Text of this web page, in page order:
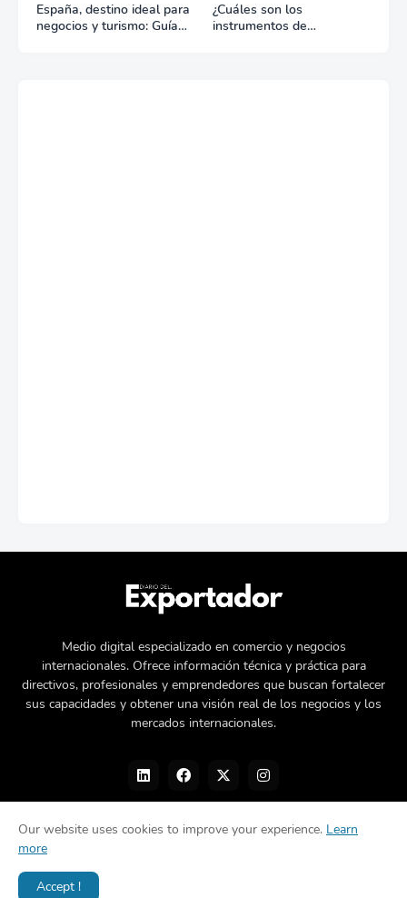
España, destino ideal para
negocios y turismo: Guía
¿Cuáles son los
instrumentos de
Medio digital especializado en comercio y negocios
internacionales. Ofrece información técnica y práctica para
directivos, profesionales y emprendedores que buscan fortalecer
sus capacidades y obtener una visión real de los negocios y los
mercados internacionales.
Diseñado por -
Our website uses cookies to improve your experience. Learn
more
Accept !